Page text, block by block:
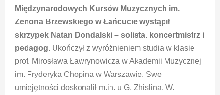
Międzynarodowych Kursów Muzycznych im.
Zenona Brzewskiego w Łańcucie wystąpił
skrzypek Natan Dondalski – solista, koncertmistrz i
pedagog. Ukończył z wyróżnieniem studia w klasie
prof. Mirosława Ławrynowicza w Akademii Muzycznej
im. Fryderyka Chopina w Warszawie. Swe
umiejętności doskonalił m.in. u G. Zhislina, W.